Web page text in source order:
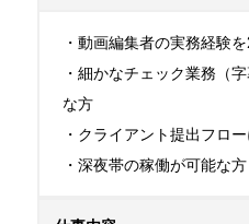
・動画編集者の実務経験
・細かなチェック業務（
な方
・クライアント提出フロ
・深夜帯の稼働が可能な